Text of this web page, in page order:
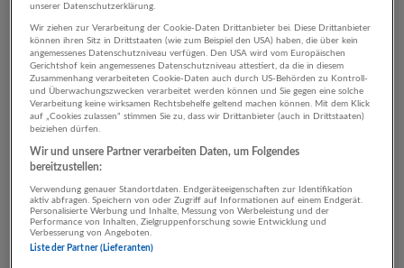
1 Gebäudemanagement,
Reinigung Kunst,
Unterhaltung und Erholung
unserer Datenschutzerklärung.
Wir ziehen zur Verarbeitung der Cookie-Daten Drittanbieter bei. Diese Drittanbieter
können ihren Sitz in Drittstaaten (wie zum Beispiel den USA) haben, die über kein
angemessenes Datenschutzniveau verfügen. Den USA wird vom Europäischen
Gerichtshof kein angemessenes Datenschutzniveau attestiert, da die in diesem
Zusammenhang verarbeiteten Cookie-Daten auch durch US-Behörden zu Kontroll-
und Überwachungszwecken verarbeitet werden können und Sie gegen eine solche
Verarbeitung keine wirksamen Rechtsbehelfe geltend machen können. Mit dem Klick
auf „Cookies zulassen“ stimmen Sie zu, dass wir Drittanbieter (auch in Drittstaaten)
beiziehen dürfen.
Wir und unsere Partner verarbeiten Daten, um Folgendes
bereitzustellen:
Verwendung genauer Standortdaten. Endgeräteeigenschaften zur Identifikation
aktiv abfragen. Speichern von oder Zugriff auf Informationen auf einem Endgerät.
Personalisierte Werbung und Inhalte, Messung von Werbeleistung und der
Performance von Inhalten, Zielgruppenforschung sowie Entwicklung und
Verbesserung von Angeboten.
Liste der Partner (Lieferanten)